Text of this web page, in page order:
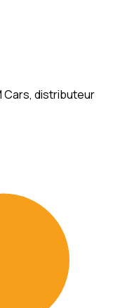
Cars, distributeur